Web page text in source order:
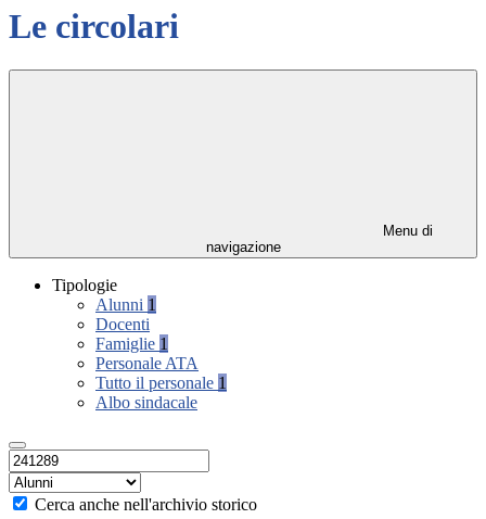
Le circolari
Menu di
navigazione
Tipologie
Alunni 1
Docenti
Famiglie 1
Personale ATA
Tutto il personale 1
Albo sindacale
Cerca anche nell'archivio storico